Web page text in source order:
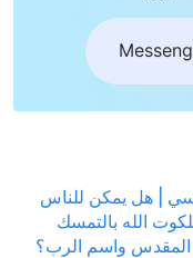
| هل يمكن للناس
الله بالتمسك
المقدس واسم الرب؟